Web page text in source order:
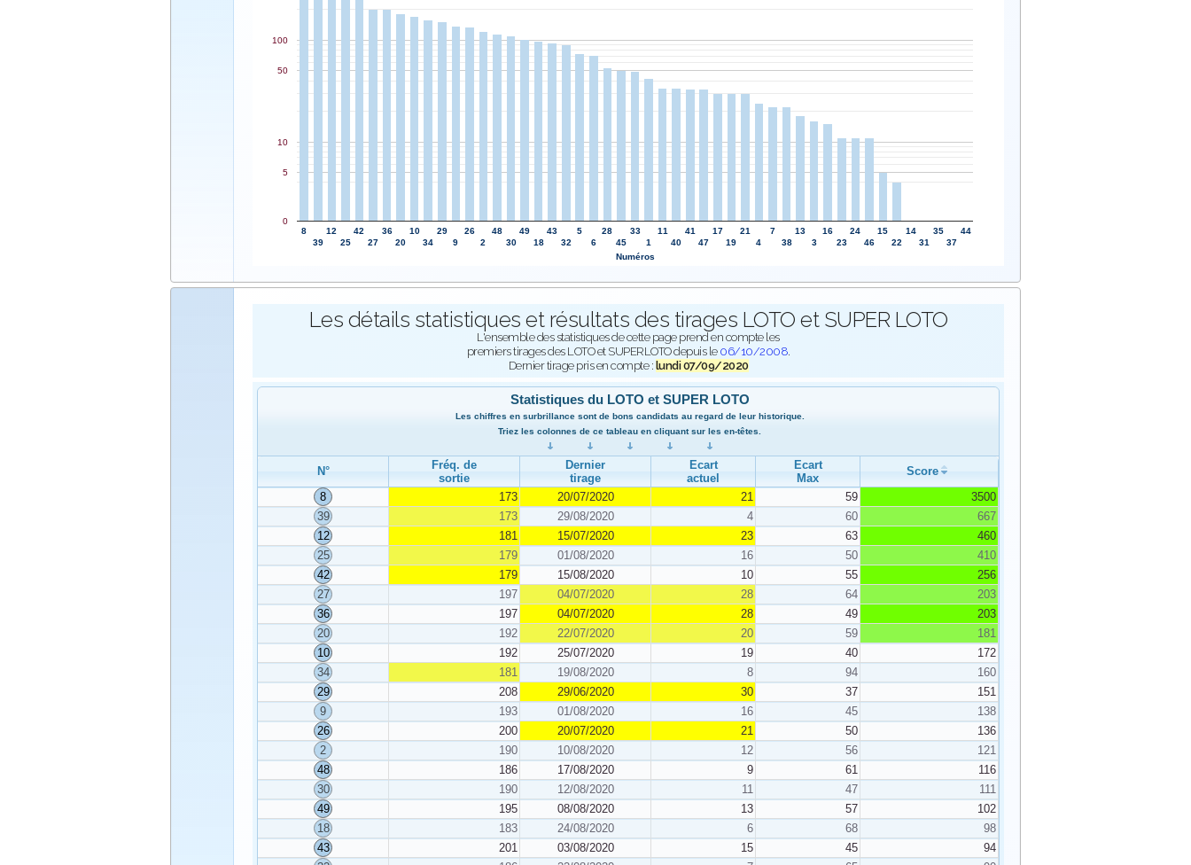
8
39
12
25
42
27
36
20
10
34
29
9
26
2
48
30
49
18
43
32
5
6
28
45
33
1
11
40
41
47
17
19
21
4
7
38
13
3
16
23
24
46
15
22
14
31
35
37
44
0
5
10
50
100
Numéros
Les détails statistiques et résultats des tirages LOTO et SUPER LOTO
L'ensemble des statistiques de cette page prend en compte les
premiers tirages des LOTO et SUPERLOTO depuis le 06/10/2008.
Dernier tirage pris en compte : lundi 07/09/2020
Statistiques du LOTO et SUPER LOTO
Les chiffres en surbrillance sont de bons candidats au regard de leur historique.
Triez les colonnes de ce tableau en cliquant sur les en-têtes.
N°
Fréq. de
sortie
Dernier
tirage
Ecart
actuel
Ecart
Max
Score
8
173 20/07/2020 21 59
3500
39
173 29/08/2020 4 60
667
12
181 15/07/2020 23 63
460
25
179 01/08/2020 16 50
410
42
179 15/08/2020 10 55
256
27
197 04/07/2020 28 64
203
36
197 04/07/2020 28 49
203
20
192 22/07/2020 20 59
181
10
192 25/07/2020 19 40
172
34
181 19/08/2020 8 94
160
29
208 29/06/2020 30 37
151
9
193 01/08/2020 16 45
138
26
200 20/07/2020 21 50
136
2
190 10/08/2020 12 56
121
48
186 17/08/2020 9 61
116
30
190 12/08/2020 11 47
111
49
195 08/08/2020 13 57
102
18
183 24/08/2020 6 68
98
43
201 03/08/2020 15 45
94